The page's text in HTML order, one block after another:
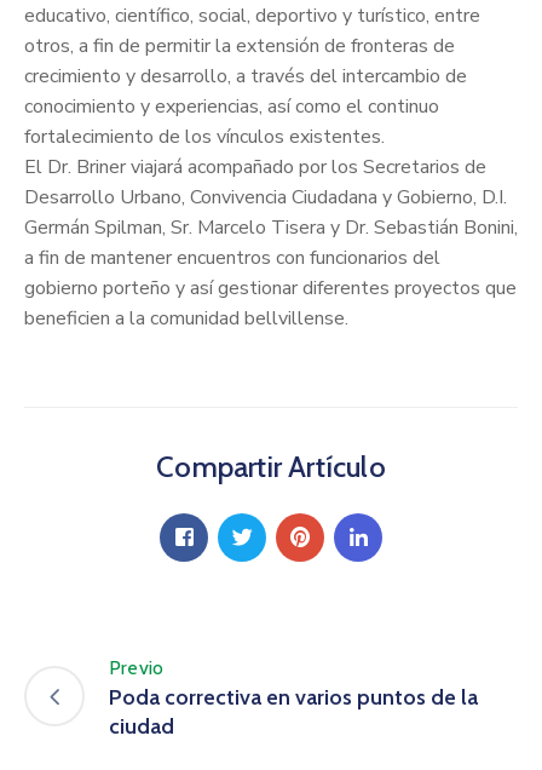
educativo, científico, social, deportivo y turístico, entre
otros, a fin de permitir la extensión de fronteras de
crecimiento y desarrollo, a través del intercambio de
conocimiento y experiencias, así como el continuo
fortalecimiento de los vínculos existentes.
El Dr. Briner viajará acompañado por los Secretarios de
Desarrollo Urbano, Convivencia Ciudadana y Gobierno, D.I.
Germán Spilman, Sr. Marcelo Tisera y Dr. Sebastián Bonini,
a fin de mantener encuentros con funcionarios del
gobierno porteño y así gestionar diferentes proyectos que
beneficien a la comunidad bellvillense.
Compartir Artículo
Previo
Poda correctiva en varios puntos de la
ciudad